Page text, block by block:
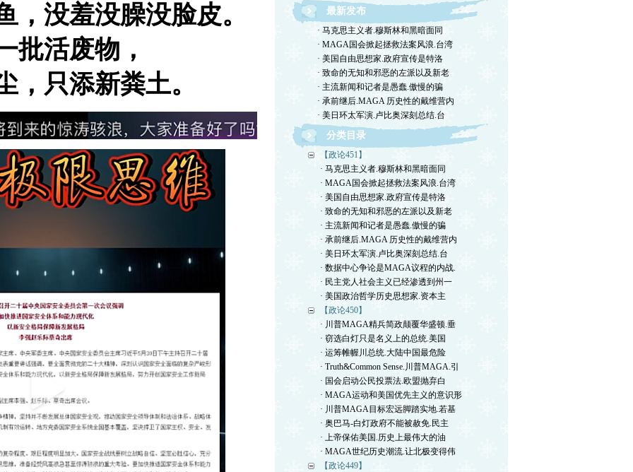
，没羞没臊没脸皮。
批活废物，
，只添新粪土。
最新发布
· 马克思主义者.穆斯林和黑暗面同
· MAGA国会掀起拯救法案风浪.台湾
· 美国自由思想家.政府宣传是特洛
· 致命的无知和邪恶的左派以及新老
· 主流新闻和记者是愚蠢.傲慢的骗
· 承前继后.MAGA 历史性的戴维营内
· 美日环太军演.卢比奥深刻总结.台
分类目录
【政论451】
· 马克思主义者.穆斯林和黑暗面同
· MAGA国会掀起拯救法案风浪.台湾
· 美国自由思想家.政府宣传是特洛
· 致命的无知和邪恶的左派以及新老
· 主流新闻和记者是愚蠢.傲慢的骗
· 承前继后.MAGA 历史性的戴维营内
· 美日环太军演.卢比奥深刻总结.台
· 数据中心争论是MAGA议程的内战.
· 民主党人社会主义已经渗透到州一
· 美国政治哲学历史思想家.资本主
【政论450】
· 川普MAGA精兵简政颠覆华盛顿.垂
· 窃选白灯只是名义上的总统.美国
· 运筹帷幄川总统.大陆中国最危险
· Truth&Common Sense.川普MAGA.引
· 国会启动公民投票法.欧盟抛弃白
· MAGA运动和美国优先主义的意识形
· 川普MAGA目标宏远脚踏实地.若基
· 奥巴马-白灯政府不能被赦免.民主
· 上帝保佑美国.历史上最伟大的油
· MAGA世纪历史潮流.让北极变得伟
【政论449】